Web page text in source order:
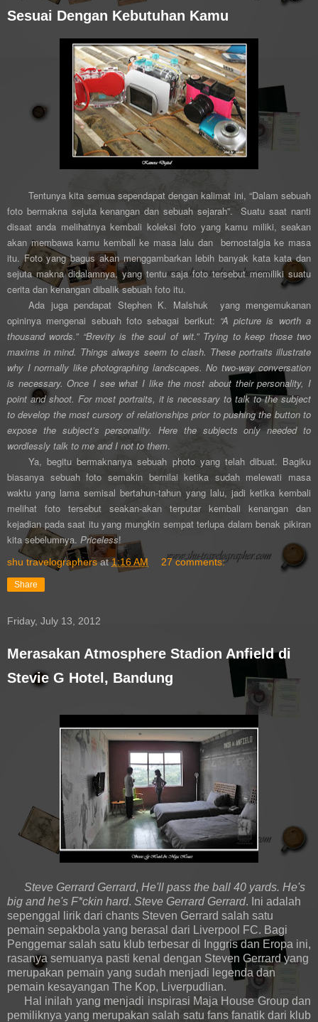
Sesuai Dengan Kebutuhan Kamu
Tentunya kita semua sependapat dengan kalimat ini, “Dalam sebuah
foto bermakna sejuta kenangan dan sebuah sejarah”. Suatu saat nanti
disaat anda melihatnya kembali koleksi foto yang kamu miliki, seakan
akan membawa kamu kembali ke masa lalu dan bernostalgia ke masa
itu. Foto yang bagus akan menggambarkan lebih banyak kata kata dan
sejuta makna didalamnya, yang tentu saja foto tersebut memiliki suatu
cerita dan kenangan dibalik sebuah foto itu.
Ada juga pendapat Stephen K. Malshukyang mengemukanan
opininya mengenai sebuah foto sebagai berikut: “A picture is worth a
thousand words.” “Brevity is the soul of wit.” Trying to keep those two
maxims in mind. Things always seem to clash. These portraits illustrate
why I normally like photographing landscapes. No two-way conversation
is necessary. Once I see what I like the most about their personality, I
point and shoot. For most portraits, it is necessary to talk to the subject
to develop the most cursory of relationships prior to pushing the button to
expose the subject’s personality. Here the subjects only needed to
wordlessly talk to me and I not to them.
Ya, begitu bermaknanya sebuah photo yang telah dibuat. Bagiku
biasanya sebuah foto semakin bernilai ketika sudah melewati masa
waktu yang lama semisal bertahun-tahun yang lalu, jadi ketika kembali
melihat foto tersebut seakan-akan terputar kembali kenangan dan
kejadian pada saat itu yang mungkin sempat terlupa dalam benak pikiran
kita sebelumnya. Priceless!
shu travelographers at1:16 AM 27 comments:
Share
Friday, July 13, 2012
Merasakan Atmosphere Stadion Anfield di
Stevie G Hotel, Bandung
Steve Gerrard Gerrard, He'll pass the ball 40 yards. He's
big and he's F*ckin hard. Steve Gerrard Gerrard. Ini adalah
sepenggal lirik dari chants Steven Gerrard salah satu
pemain sepakbola yang berasal dari Liverpool FC. Bagi
Penggemar salah satu klub terbesar di Inggris dan Eropa ini,
rasanya semuanya pasti kenal dengan Steven Gerrard yang
merupakan pemain yang sudah menjadi legenda dan
pemain kesayangan The Kop, Liverpudlian.
Hal inilah yang menjadi inspirasi Maja House Group dan
pemiliknya yang merupakan salah satu fans fanatik dari klub